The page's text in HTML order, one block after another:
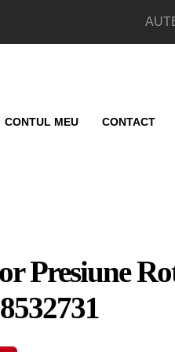
CONTUL MEU CONTACT
Presiune